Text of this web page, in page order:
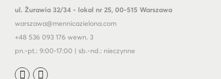
ul. Żurawia 32/34 - lokal nr 25, 00-515 Warszawa
warszawa@mennicazielona.com
+48 536 093 176 wewn. 3
pn.-pt.: 9:00-17:00 | sb.-nd.: nieczynne